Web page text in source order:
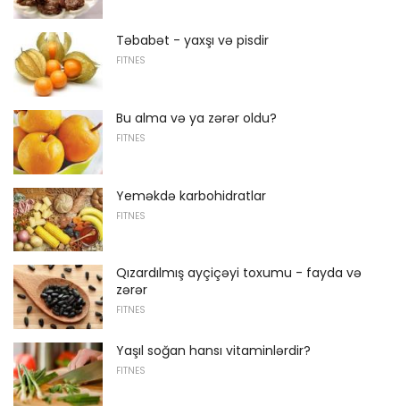
Təbabət - yaxşı və pisdir
FITNES
Bu alma və ya zərər oldu?
FITNES
Yeməkdə karbohidratlar
FITNES
Qızardılmış ayçiçəyi toxumu - fayda və
zərər
FITNES
Yaşıl soğan hansı vitaminlərdir?
FITNES